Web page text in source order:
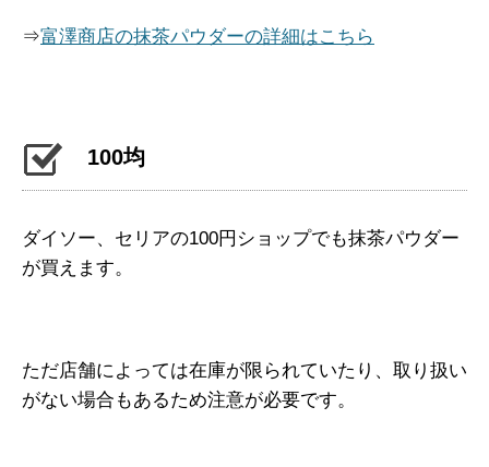
⇒富澤商店の抹茶パウダーの詳細はこちら
100均
ダイソー、セリアの100円ショップでも抹茶パウダー
が買えます。
ただ店舗によっては在庫が限られていたり、取り扱い
がない場合もあるため注意が必要です。